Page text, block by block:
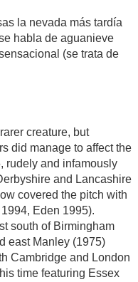
la nevada más tardía
habla de aguanieve
(se trata de
creature, but
did manage to affect the
rudely and infamously
and Lancashire
covered the pitch with
Eden 1995).
south of Birmingham
east Manley (1975)
Cambridge and London
time featuring Essex